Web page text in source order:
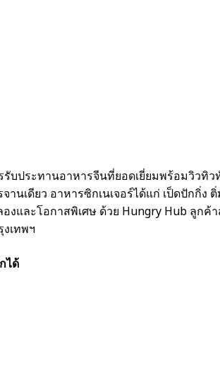
ประทานอาหารจีนที่ยอดเยี่ยมพร้อมวิวทิ
เดียว อาหารซิกเนเจอร์ได้แก่ เป็ดปักกิ่ง
ละโอกาสพิเศษ ด้วย Hungry Hub ลูกค้
เทพฯ
ได้